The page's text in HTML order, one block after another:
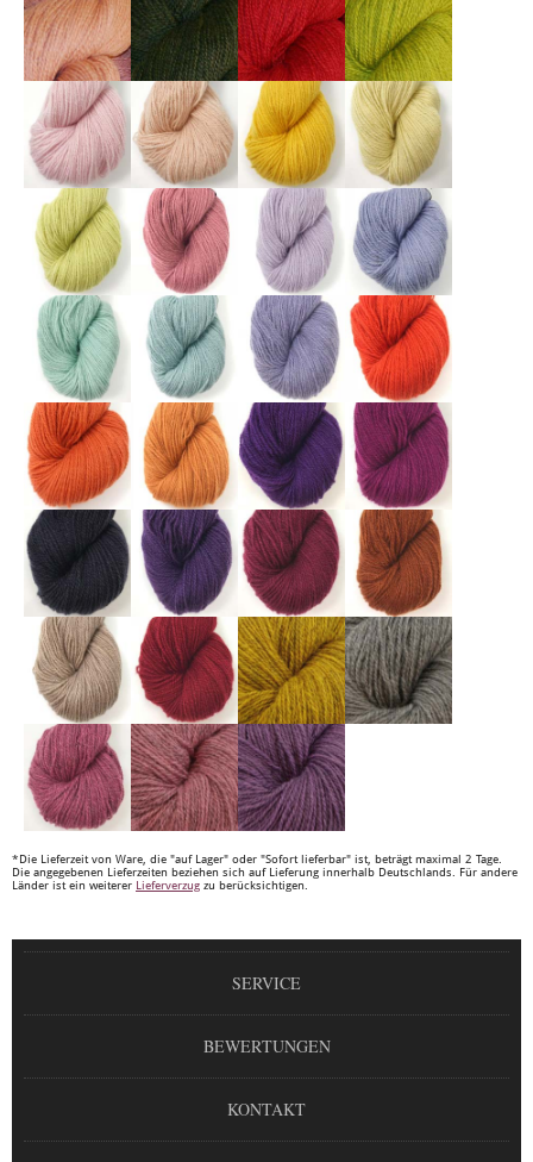
*Die Lieferzeit von Ware, die "auf Lager" oder "Sofort lieferbar" ist, beträgt maximal 2 Tage.
Die angegebenen Lieferzeiten beziehen sich auf Lieferung innerhalb Deutschlands. Für andere
Länder ist ein weiterer Lieferverzug zu berücksichtigen.
SERVICE
BEWERTUNGEN
KONTAKT